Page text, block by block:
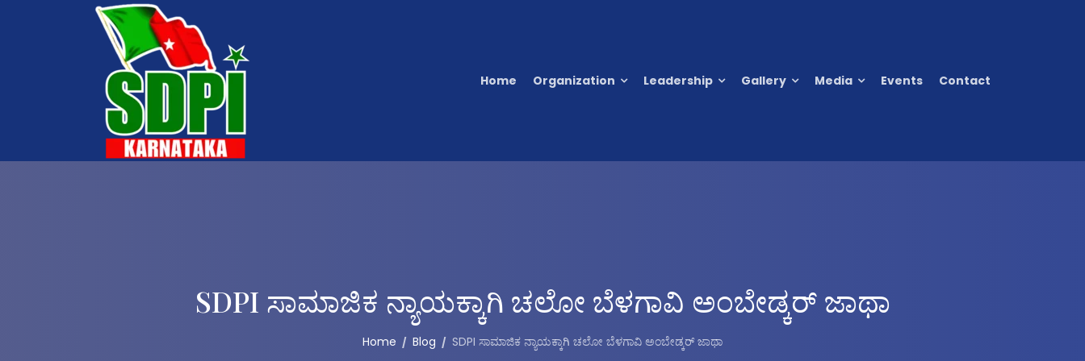
Home Organization Leadership Gallery Media Events Contact
SDPI ಸಾಮಾಜಿಕ ನ್ಯಾಯಕ್ಕಾಗಿ ಚಲೋ ಬೆಳಗಾವಿ ಅಂಬೇಡ್ಕರ್ ಜಾಥಾ
Home Blog SDPI ಸಾಮಾಜಿಕ ನ್ಯಾಯಕ್ಕಾಗಿ ಚಲೋ ಬೆಳಗಾವಿ ಅಂಬೇಡ್ಕರ್ ಜಾಥಾ